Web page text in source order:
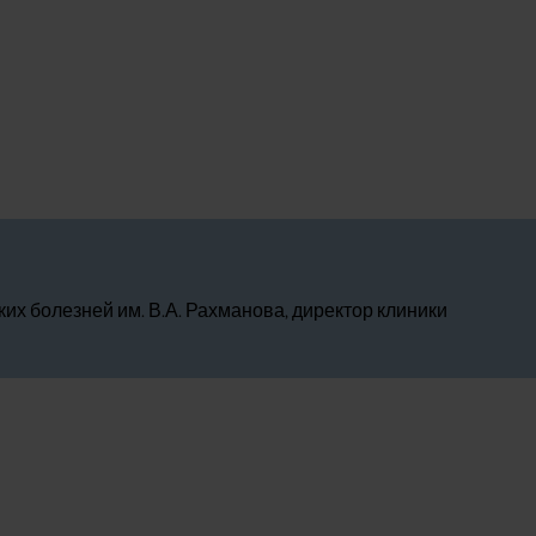
болезней им. В.А. Рахманова, директор клиники